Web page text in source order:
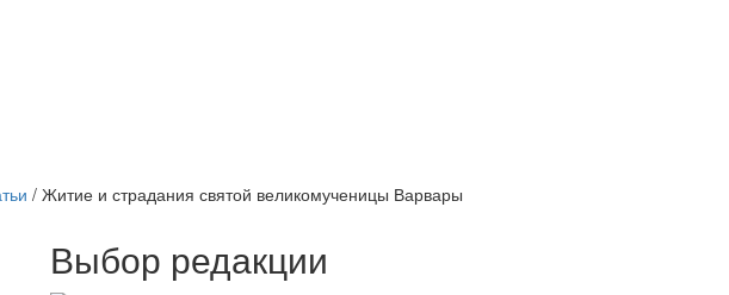
/ Житие и страдания святой великомученицы Варвары
Выбор редакции